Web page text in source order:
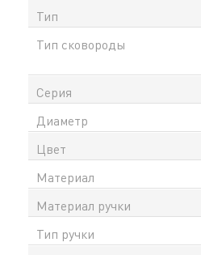
модель универсальной в
выполнен из прочного
равномерно распределяет
поверхности. Внутреннее
камня Mineralia® обладает
свойствами,
продуктов, позволяет
количеством масла и
Индикатор Thermo-Signal™
момент достижения
начала приготовления.
плитами, что делает её
Тип
Тип сковороды
Серия
Диаметр
Цвет
Материал
Материал ручки
Тип ручки